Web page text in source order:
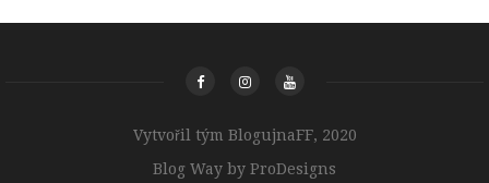
Vytvořil tým BlogujnaFF, 2020
Blog Way by ProDesigns